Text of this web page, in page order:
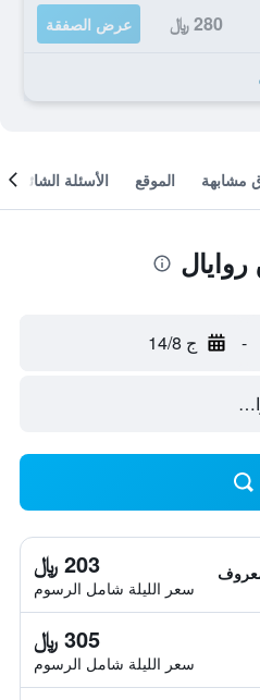
280 ﷼ عرض الصفقة
مشابهة الموقع الأسئلة الشائعة
- ج 14/8
203 ﷼
سعر الليلة شامل الرسوم
305 ﷼
سعر الليلة شامل الرسوم